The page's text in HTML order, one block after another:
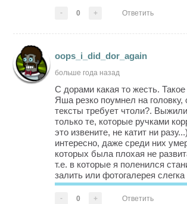
- 0 + Ответить
oops_i_did_dor_again
больше года назад
С дорами какая то жесть.
Яша резко поумнел на
тексты требует чтоли?.
только те, которые ручками
это извените, не катит ни
интересно, даже среди них
которых была плохая не
т.е. в которые я поленился
залить или фотогалерея слегка
соответствовала заявленному
Траф упал процентов на 20.
- 0 + Ответить